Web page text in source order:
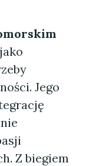
Jego
Z biegiem